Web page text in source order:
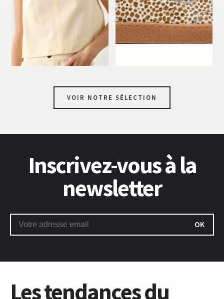
VOIR NOTRE SÉLECTION
Inscrivez-vous à la
newsletter
OK
Les tendances du